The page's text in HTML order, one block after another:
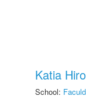
Katia
School: